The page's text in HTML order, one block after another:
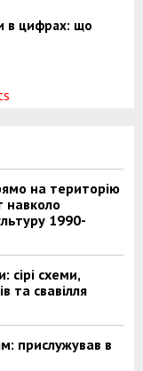
в цифрах: що
на територію
навколо
1990-
сірі схеми,
та свавілля
прислужував в